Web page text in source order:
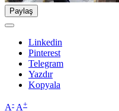
Paylaş
Linkedin
Pinterest
Telegram
Yazdır
Kopyala
A- A+